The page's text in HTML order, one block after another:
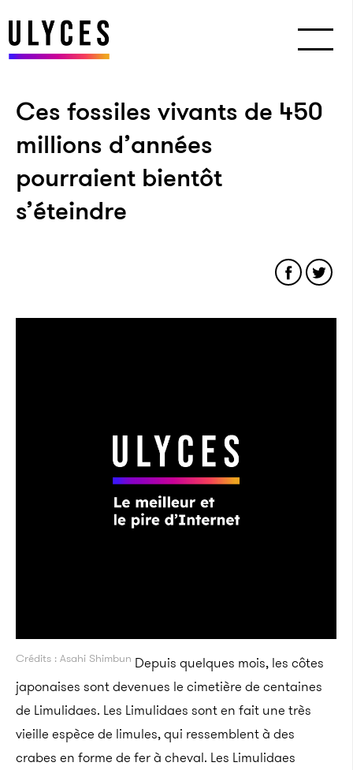
Ces fossiles vivants de 450
millions d’années
pourraient bientôt
s’éteindre
Crédits : Asahi Shimbun Depuis quelques mois, les côtes
japonaises sont devenues le cimetière de centaines
de Limulidaes. Les Limulidaes sont en fait une très
vieille espèce de limules, qui ressemblent à des
crabes en forme de fer à cheval. Les Limulidaes